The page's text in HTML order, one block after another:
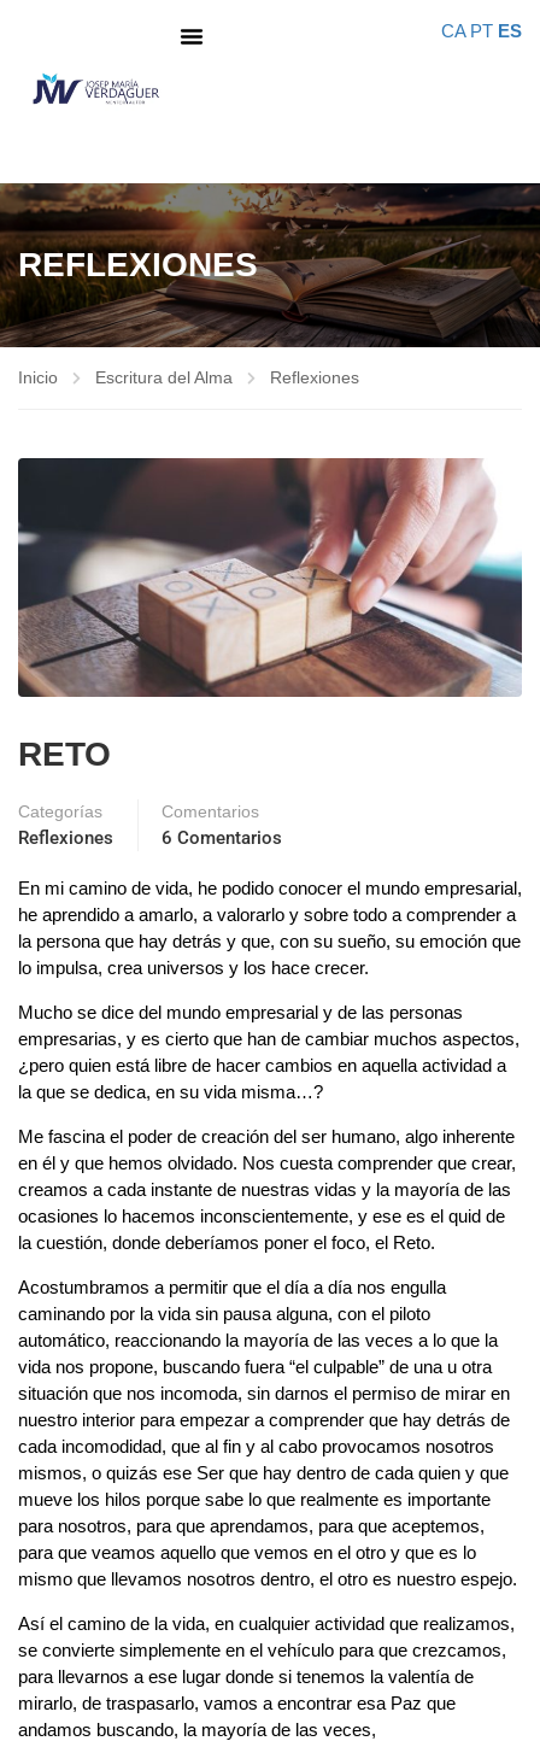
REFLEXIONES
Inicio Escritura del Alma Reflexiones
RETO
Categorías
Reflexiones
Comentarios
6 Comentarios
En mi camino de vida, he podido conocer el mundo empresarial,
he aprendido a amarlo, a valorarlo y sobre todo a comprender a
la persona que hay detrás y que, con su sueño, su emoción que
lo impulsa, crea universos y los hace crecer.
Mucho se dice del mundo empresarial y de las personas
empresarias, y es cierto que han de cambiar muchos aspectos,
¿pero quien está libre de hacer cambios en aquella actividad a
la que se dedica, en su vida misma…?
Me fascina el poder de creación del ser humano, algo inherente
en él y que hemos olvidado. Nos cuesta comprender que crear,
creamos a cada instante de nuestras vidas y la mayoría de las
ocasiones lo hacemos inconscientemente, y ese es el quid de
la cuestión, donde deberíamos poner el foco, el Reto.
Acostumbramos a permitir que el día a día nos engulla
caminando por la vida sin pausa alguna, con el piloto
automático, reaccionando la mayoría de las veces a lo que la
vida nos propone, buscando fuera “el culpable” de una u otra
situación que nos incomoda, sin darnos el permiso de mirar en
nuestro interior para empezar a comprender que hay detrás de
cada incomodidad, que al fin y al cabo provocamos nosotros
mismos, o quizás ese Ser que hay dentro de cada quien y que
mueve los hilos porque sabe lo que realmente es importante
para nosotros, para que aprendamos, para que aceptemos,
para que veamos aquello que vemos en el otro y que es lo
mismo que llevamos nosotros dentro, el otro es nuestro espejo.
Así el camino de la vida, en cualquier actividad que realizamos,
se convierte simplemente en el vehículo para que crezcamos,
para llevarnos a ese lugar donde si tenemos la valentía de
mirarlo, de traspasarlo, vamos a encontrar esa Paz que
andamos buscando, la mayoría de las veces,
CA PT ES